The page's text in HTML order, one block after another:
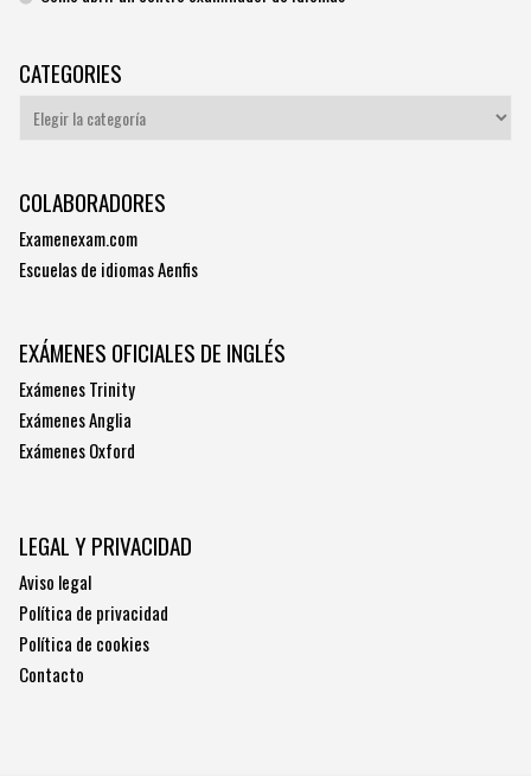
CATEGORIES
Categories
COLABORADORES
Examenexam.com
Escuelas de idiomas Aenfis
EXÁMENES OFICIALES DE INGLÉS
Exámenes Trinity
Exámenes Anglia
Exámenes Oxford
LEGAL Y PRIVACIDAD
Aviso legal
Política de privacidad
Política de cookies
Contacto